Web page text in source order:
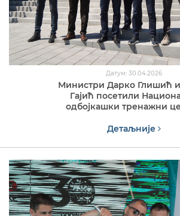
Датум: 30.04.2026
Министри Дарко Глишић
Гајић посетили
одбојкашки тренажни
Детаљније